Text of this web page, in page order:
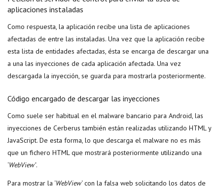
aplicaciones instaladas
Como respuesta, la aplicación recibe una lista de aplicaciones
afectadas de entre las instaladas. Una vez que la aplicación recibe
esta lista de entidades afectadas, ésta se encarga de descargar una
a una las inyecciones de cada aplicación afectada. Una vez
descargada la inyección, se guarda para mostrarla posteriormente.
Código encargado de descargar las inyecciones
Como suele ser habitual en el malware bancario para Android, las
inyecciones de Cerberus también están realizadas utilizando HTML y
JavaScript. De esta forma, lo que descarga el malware no es más
que un fichero HTML que mostrará posteriormente utilizando una
‘WebView’.
Para mostrar la ‘WebView‘ con la falsa web solicitando los datos de